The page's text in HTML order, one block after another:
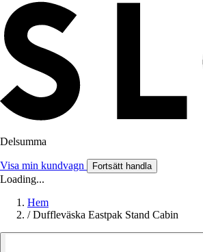
Delsumma
Visa min kundvagn Fortsätt handla
Loading...
Hem
/ Duffleväska Eastpak Stand Cabin